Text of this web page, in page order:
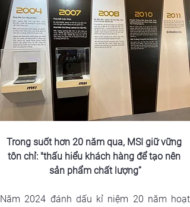
Trong suốt hơn 20 năm qua, MSI giữ vững
tôn chỉ: "thấu hiểu khách hàng để tạo nên
sản phẩm chất lượng”
Năm 2024 đánh dấu kỉ niệm 20 năm hoạt